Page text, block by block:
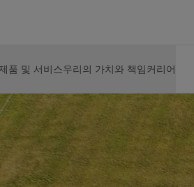
품 및 서비스우리의 가치와 책임커리어
솔루션 및 브
Hull
Green
Hardtop
Jotamastic
Jotachar
전체
회를 찾아보세요
커리어 Jotun에서의 일상